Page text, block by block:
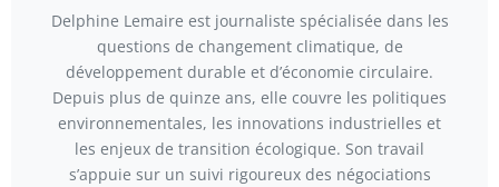
Delphine Lemaire est journaliste spécialisée dans les
questions de changement climatique, de
développement durable et d’économie circulaire.
Depuis plus de quinze ans, elle couvre les politiques
environnementales, les innovations industrielles et
les enjeux de transition écologique. Son travail
s’appuie sur un suivi rigoureux des négociations